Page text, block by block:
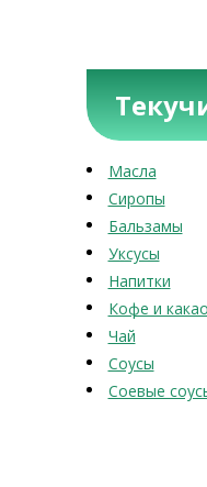
Масла
Сиропы
Бальзамы
Уксусы
Напитки
Кофе и какао
Чай
Соусы
Соевые